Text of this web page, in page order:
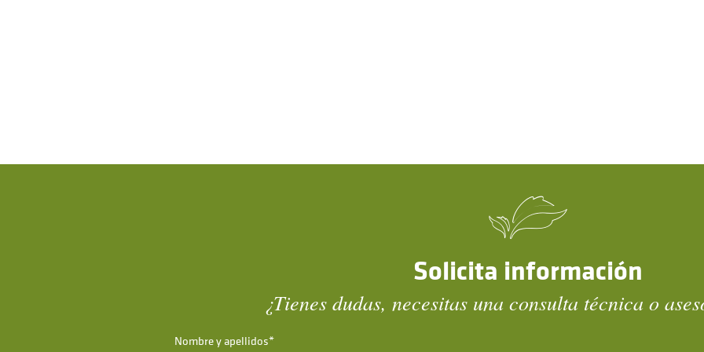
Solicita información
¿Tienes dudas, necesitas una consulta técnica o
Nombre y apellidos*